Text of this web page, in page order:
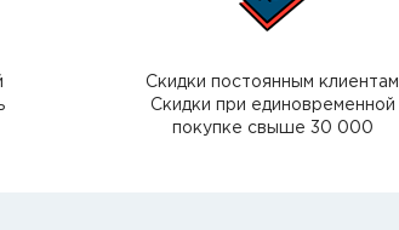
Скидки постоянным клиентам
Скидки при единовременной
покупке свыше 30 000